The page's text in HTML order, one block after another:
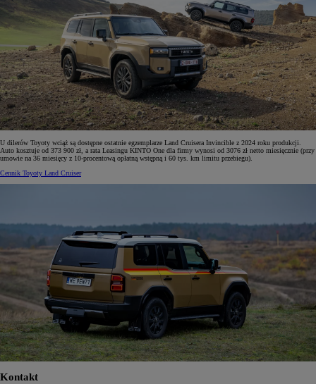
U dilerów Toyoty wciąż są dostępne ostatnie egzemplarze Land Cruisera Invincible z 2024 roku produkcji.
Auto kosztuje od 373 900 zł, a rata Leasingu KINTO One dla firmy wynosi od 3076 zł netto miesięcznie (przy
umowie na 36 miesięcy z 10-procentową opłatną wstępną i 60 tys. km limitu przebiegu).
Cennik Toyoty Land Cruiser
Kontakt